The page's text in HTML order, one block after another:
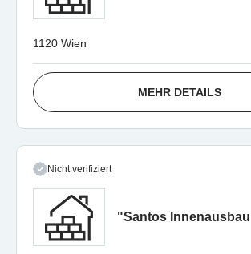
1120 Wien
MEHR DETAILS
Nicht verifiziert
"Santos